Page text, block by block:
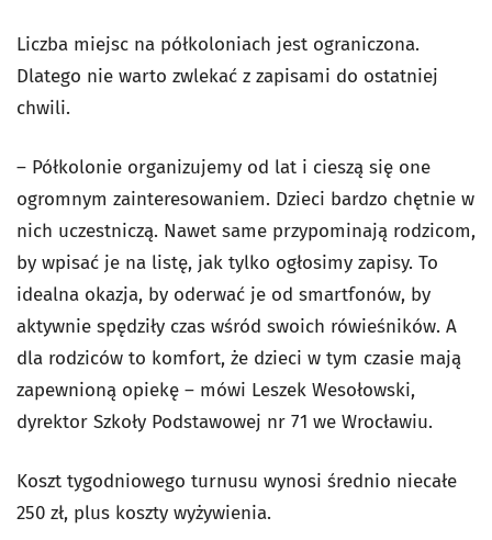
Liczba miejsc na półkoloniach jest ograniczona.
Dlatego nie warto zwlekać z zapisami do ostatniej
chwili.
– Półkolonie organizujemy od lat i cieszą się one
ogromnym zainteresowaniem. Dzieci bardzo chętnie w
nich uczestniczą. Nawet same przypominają rodzicom,
by wpisać je na listę, jak tylko ogłosimy zapisy. To
idealna okazja, by oderwać je od smartfonów, by
aktywnie spędziły czas wśród swoich rówieśników. A
dla rodziców to komfort, że dzieci w tym czasie mają
zapewnioną opiekę – mówi Leszek Wesołowski,
dyrektor Szkoły Podstawowej nr 71 we Wrocławiu.
Koszt tygodniowego turnusu wynosi średnio niecałe
250 zł, plus koszty wyżywienia.